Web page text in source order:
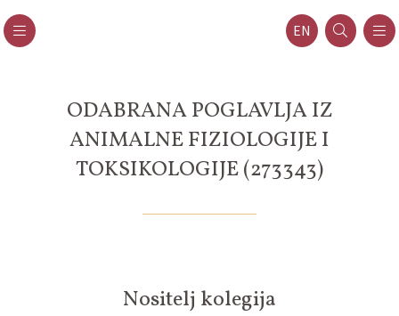
EN
ODABRANA POGLAVLJA IZ
ANIMALNE FIZIOLOGIJE I
TOKSIKOLOGIJE (273343)
Nositelj kolegija